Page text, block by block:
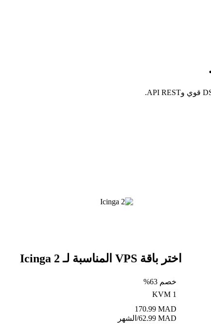
اختر باقة VPS المناسبة لـ Icinga 2
خصم 63%
KVM 1
MAD
170.99
MAD
62.99/الشهر